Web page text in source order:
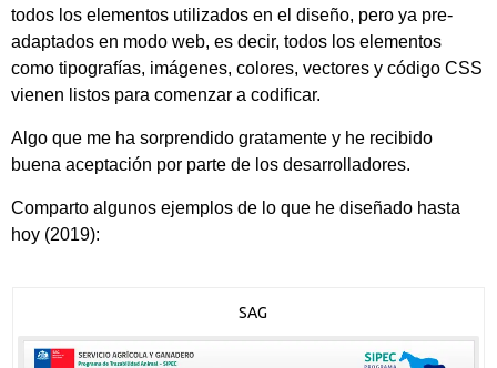
todos los elementos utilizados en el diseño, pero ya pre-
adaptados en modo web, es decir, todos los elementos
como tipografías, imágenes, colores, vectores y código CSS
vienen listos para comenzar a codificar.
Algo que me ha sorprendido gratamente y he recibido
buena aceptación por parte de los desarrolladores.
Comparto algunos ejemplos de lo que he diseñado hasta
hoy (2019):
SAG